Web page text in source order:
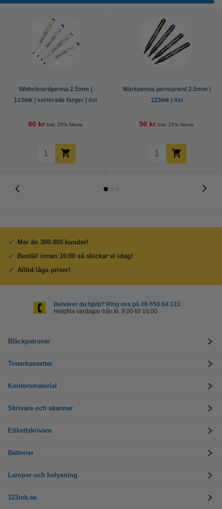
Whiteboardpenna 2.5mm |
123ink | sorterade färger | 4st
60 kr Inkl. 25% Moms
Märkpenna permanent 2.5mm |
123ink | 4st
50 kr Inkl. 25% Moms
Mer än 300.000 kunder!
Beställ innan 16:00 så skickar vi idag!
Alltid låga priser!
Behöver du hjälp? Ring oss på 08-550 04 123
Helgfria vardagar från kl. 9:00 till 16:00
Bläckpatroner
Tonerkassetter
Kontorsmaterial
Skrivare och skanner
Etikettskrivare
Batterier
Lampor och belysning
123ink.se